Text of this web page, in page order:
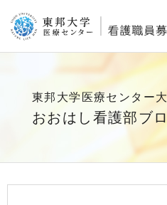
東邦大学医療センター
おおはし看護部ブ